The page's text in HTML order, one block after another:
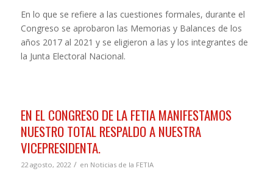
En lo que se refiere a las cuestiones formales, durante el
Congreso se aprobaron las Memorias y Balances de los
años 2017 al 2021 y se eligieron a las y los integrantes de
la Junta Electoral Nacional.
EN EL CONGRESO DE LA FETIA MANIFESTAMOS
NUESTRO TOTAL RESPALDO A NUESTRA
VICEPRESIDENTA.
22 agosto, 2022 / en Noticias de la FETIA